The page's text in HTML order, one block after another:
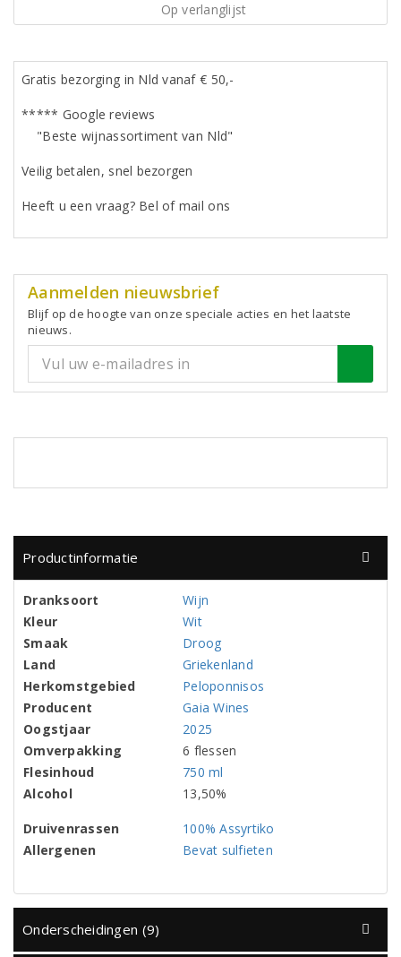
Op verlanglijst
Gratis bezorging in Nld vanaf € 50,-
***** Google reviews
"Beste wijnassortiment van Nld"
Veilig betalen, snel bezorgen
Heeft u een vraag? Bel of mail ons
Aanmelden nieuwsbrief
Blijf op de hoogte van onze speciale acties en het laatste
nieuws.
Productinformatie
Dranksoort
Wijn
Kleur
Wit
Smaak
Droog
Land
Griekenland
Herkomstgebied
Peloponnisos
Producent
Gaia Wines
Oogstjaar
2025
Omverpakking
6 flessen
Flesinhoud
750 ml
Alcohol
13,50%
Druivenrassen
100% Assyrtiko
Allergenen
Bevat sulfieten
Onderscheidingen (9)